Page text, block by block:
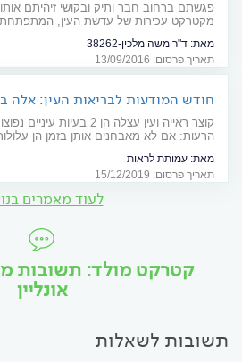
פגשתם ברחוב חבר ותיק ובקושי זיהיתם
מקטרקט עכירות של עדשת העין,
מאת: ד"ר משה מלכין-38262
תאריך פרסום: 13/09/2016
חודש המודעות לבריאות העין: אלה
ביותר בקרב ילדים
קוצר ראייה ועין עצלה הן 2
הרעות: אם לא מאבחנים אותן בזמן הן
זה בדיוק רצינו לדבר אתכם
מאת: עמותת לראות
תאריך פרסום: 15/12/2019
לעוד מאמרים
קטרקט מולד: תשובות
אונליין
תשובות לשאלות